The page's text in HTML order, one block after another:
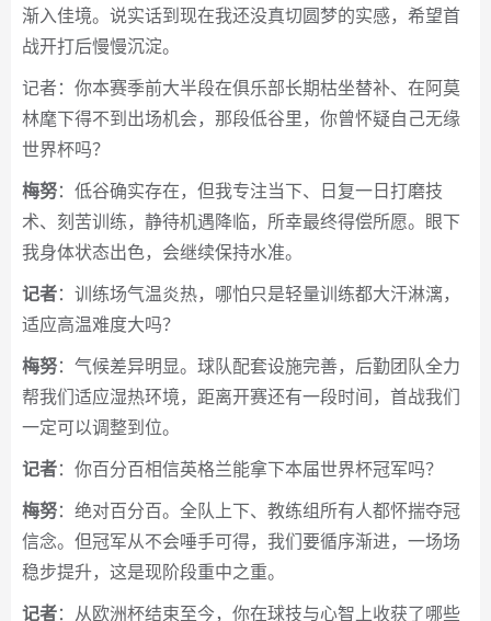
渐入佳境。说实话到现在我还没真切圆梦的实感，希望首
战开打后慢慢沉淀。
记者：你本赛季前大半段在俱乐部长期枯坐替补、在阿莫
林麾下得不到出场机会，那段低谷里，你曾怀疑自己无缘
世界杯吗？
梅努：低谷确实存在，但我专注当下、日复一日打磨技
术、刻苦训练，静待机遇降临，所幸最终得偿所愿。眼下
我身体状态出色，会继续保持水准。
记者：训练场气温炎热，哪怕只是轻量训练都大汗淋漓，
适应高温难度大吗？
梅努：气候差异明显。球队配套设施完善，后勤团队全力
帮我们适应湿热环境，距离开赛还有一段时间，首战我们
一定可以调整到位。
记者：你百分百相信英格兰能拿下本届世界杯冠军吗？
梅努：绝对百分百。全队上下、教练组所有人都怀揣夺冠
信念。但冠军从不会唾手可得，我们要循序渐进，一场场
稳步提升，这是现阶段重中之重。
记者：从欧洲杯结束至今，你在球技与心智上收获了哪些